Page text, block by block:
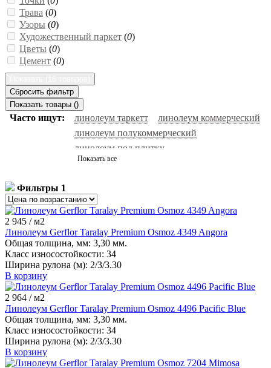
Трава (0)
Узоры (0)
Художественный паркет (0)
Цветы (0)
Цемент (0)
Сбросить фильтр
Показать товары ()
Часто ищут: линолеум таркетт
линолеум коммерческий
линолеум полукоммерческий
линолеум под плитку
гомогенный линолеум
линолеум под ламинат
черный линолеум
белый линолеум
натуральный линолеум
линолеум бытовой
линолеум forbo
гетерогенный линолеум
линолеум ютекс
линолеум под дерево
линолеум ivc
линолеум таркетт идиллия нова
сценический линолеум
линолеум акцент про
линолеум 33 класс
Показать все
Фильтры 1
2 945 / м2
Линолеум Gerflor Taralay Premium Osmoz 4349 Angora
Общая толщина, мм: 3,30 мм.
Класс износостойкости: 34
Ширина рулона (м): 2/3/3.30
В корзину
2 964 / м2
Линолеум Gerflor Taralay Premium Osmoz 4496 Pacific Blue
Общая толщина, мм: 3,30 мм.
Класс износостойкости: 34
Ширина рулона (м): 2/3/3.30
В корзину